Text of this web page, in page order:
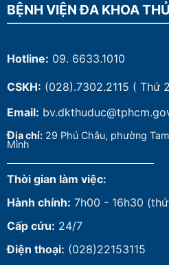
BỆNH VIỆN ĐA KHOA
Hotline: 09. 6633.1010
CSKH: (028).7302.2115 ( Thứ
Email:
Địa chỉ: 29 Phú Châu, phường
Minh
Thời gian làm việc:
Hành chính: 7h00 - 16h30
Cấp cứu: 24/7
Điện thoại: (028)22153115